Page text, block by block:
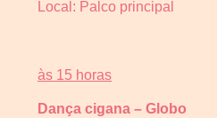
Local: Palco principal
às 15 horas
Dança cigana – Globo